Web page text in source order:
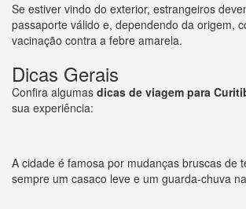
Se estiver vindo do exterior, estrangeiros
passaporte válido e, dependendo da origem,
vacinação contra a febre amarela.
Dicas Gerais
Confira algumas dicas de viagem para
sua experiência:
A cidade é famosa por mudanças bruscas de
sempre um casaco leve e um guarda-chuva